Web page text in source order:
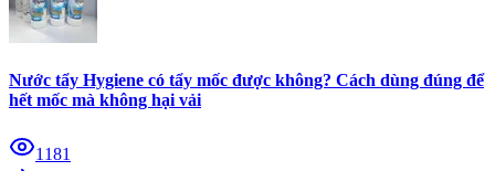
Nước tẩy Hygiene có tẩy mốc được không? Cách dùng đúng để
hết mốc mà không hại vải
1181